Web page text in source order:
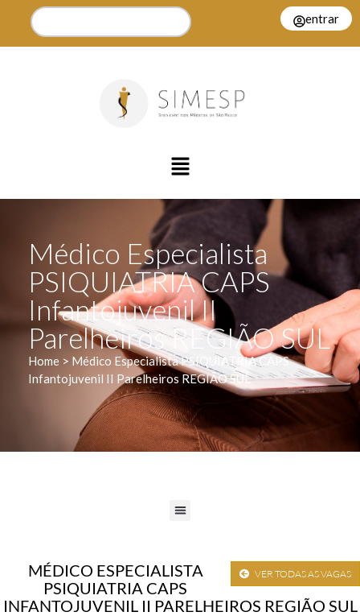
entrar
Médico Especialista
PSIQUIATRIA CAPS
Infantojuvenil II
Parelheiros REGIÃO SUL
Home > Médico Especialista PSIQUIATRIA CAPS
Infantojuvenil II Parelheiros REGIÃO SUL
VER TODAS AS VAGAS
MÉDICO ESPECIALISTA
PSIQUIATRIA CAPS
INFANTOJUVENIL II PARELHEIROS REGIÃO SUL